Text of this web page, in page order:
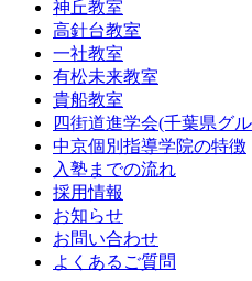
神丘教室
高針台教室
一社教室
有松未来教室
貴船教室
四街道進学会(千葉県グ
中京個別指導学院の特徴
入塾までの流れ
採用情報
お知らせ
お問い合わせ
よくあるご質問